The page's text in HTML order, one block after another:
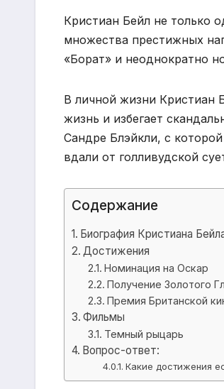
Кристиан Бейл не только
множества престижных
«Борат» и неоднократно
В личной жизни Кристиан
жизнь и избегает
Сандре Блэйкли, с
вдали от голливудской
Содержание
Биография Кристиана
Достижения
Номинация на Оскар
Получение Золотого
Премия Британской
Фильмы
Темный рыцарь
Вопрос-ответ:
Какие достижения